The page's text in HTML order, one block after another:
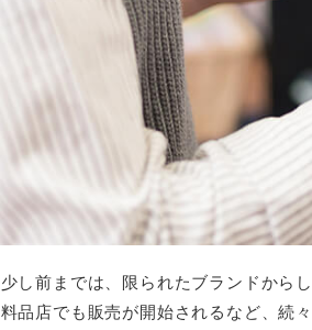
少し前までは、限られたブランドから
料品店でも販売が開始されるなど、続